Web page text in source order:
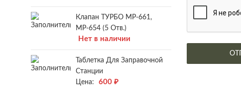
Клапан ТУРБО МР-661,
МР-654 (5 Отв.)
Нет в наличии
Таблетка Для Заправочной
Станции
Цена:
600 ₽